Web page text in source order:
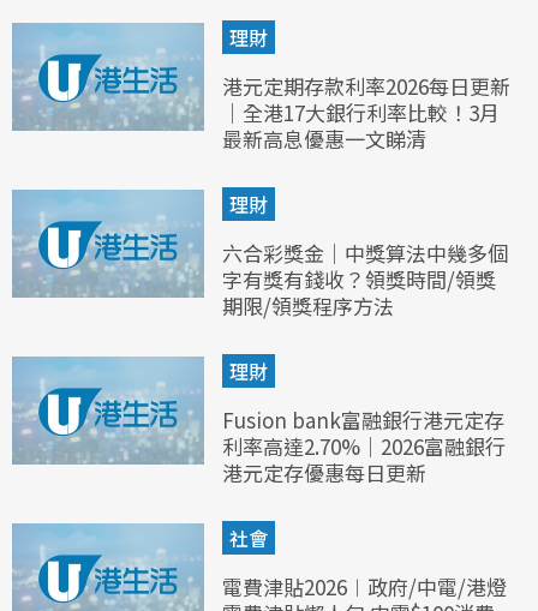
理財
港元定期存款利率2026每日更新
｜全港17大銀行利率比較！3月
最新高息優惠一文睇清
理財
六合彩獎金｜中獎算法中幾多個
字有獎有錢收？領獎時間/領獎
期限/領獎程序方法
理財
Fusion bank富融銀行港元定存
利率高達2.70%｜2026富融銀行
港元定存優惠每日更新
社會
電費津貼2026︱政府/中電/港燈